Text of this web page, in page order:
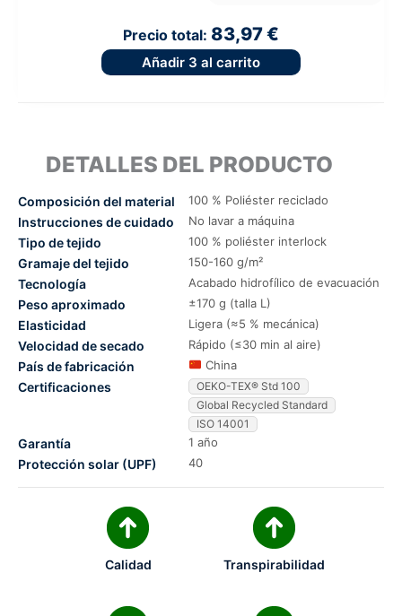
Precio total: 83,97 €
Añadir 3 al carrito
DETALLES DEL PRODUCTO
Composición del material 100 % Poliéster reciclado
Instrucciones de cuidado No lavar a máquina
Tipo de tejido 100 % poliéster interlock
Gramaje del tejido 150-160 g/m²
Tecnología Acabado hidrofílico de evacuación
Peso aproximado ±170 g (talla L)
Elasticidad Ligera (≈5 % mecánica)
Velocidad de secado Rápido (≤30 min al aire)
País de fabricación China
Certificaciones
OEKO-TEX® Std 100
Global Recycled Standard
ISO 14001
Garantía 1 año
Protección solar (UPF) 40
Calidad Transpirabilidad